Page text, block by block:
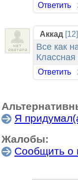
Ответить
Аккад [12]
Все как
Ответить
Я
Жалобы:
Сообщить о